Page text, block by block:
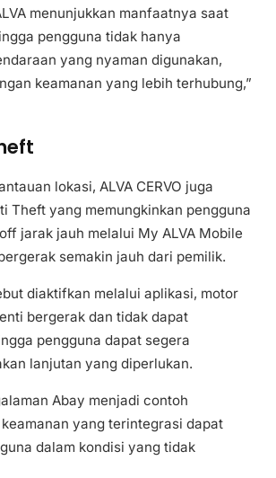
menunjukkan manfaatnya saat
pengguna tidak hanya
yang nyaman digunakan,
keamanan yang lebih terhubung,”
lokasi, ALVA CERVO juga
Theft yang memungkinkan pengguna
jarak jauh melalui My ALVA Mobile
semakin jauh dari pemilik.
diaktifkan melalui aplikasi, motor
bergerak dan tidak dapat
pengguna dapat segera
lanjutan yang diperlukan.
Abay menjadi contoh
yang terintegrasi dapat
dalam kondisi yang tidak